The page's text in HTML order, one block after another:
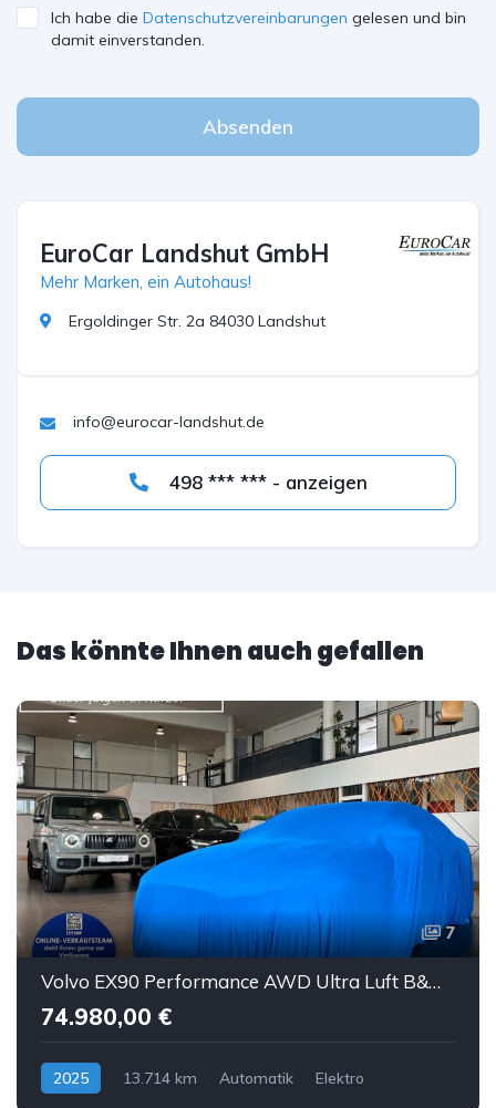
Ich habe die Datenschutzvereinbarungen gelesen und bin
damit einverstanden.
Absenden
EuroCar Landshut GmbH
Mehr Marken, ein Autohaus!
Ergoldinger Str. 2a 84030 Landshut
info@eurocar-landshut.de
498 *** *** - anzeigen
Das könnte Ihnen auch gefallen
7
Volvo EX90 Performance AWD Ultra Luft B&W ACC AHK 7S
74.980,00 €
2025 13.714 km Automatik Elektro